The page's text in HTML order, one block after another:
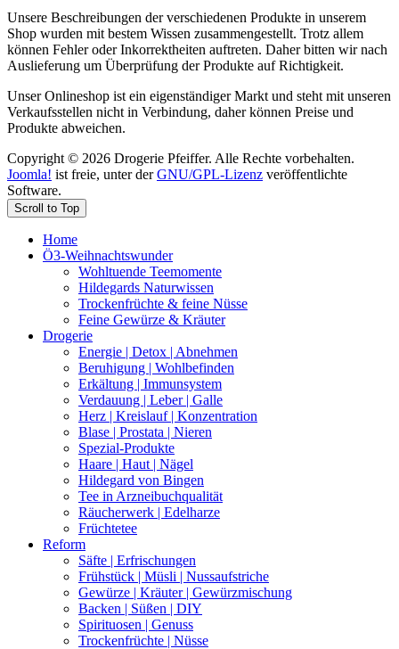
Unsere Beschreibungen der verschiedenen Produkte in unserem
Shop wurden mit bestem Wissen zusammengestellt. Trotz allem
können Fehler oder Inkorrektheiten auftreten. Daher bitten wir nach
Auslieferung um Überprüfung der Produkte auf Richtigkeit.
Unser Onlineshop ist ein eigenständiger Markt und steht mit unseren
Verkaufsstellen nicht in Verbindung, daher können Preise und
Produkte abweichen.
Copyright © 2026 Drogerie Pfeiffer. Alle Rechte vorbehalten.
Joomla! ist freie, unter derGNU/GPL-Lizenz veröffentlichte
Software.
Scroll to Top
Home
Ö3-Weihnachtswunder
Wohltuende Teemomente
Hildegards Naturwissen
Trockenfrüchte & feine Nüsse
Feine Gewürze & Kräuter
Drogerie
Energie | Detox | Abnehmen
Beruhigung | Wohlbefinden
Erkältung | Immunsystem
Verdauung | Leber | Galle
Herz | Kreislauf | Konzentration
Blase | Prostata | Nieren
Spezial-Produkte
Haare | Haut | Nägel
Hildegard von Bingen
Tee in Arzneibuchqualität
Räucherwerk | Edelharze
Früchtetee
Reform
Säfte | Erfrischungen
Frühstück | Müsli | Nussaufstriche
Gewürze | Kräuter | Gewürzmischung
Backen | Süßen | DIY
Spirituosen | Genuss
Trockenfrüchte | Nüsse